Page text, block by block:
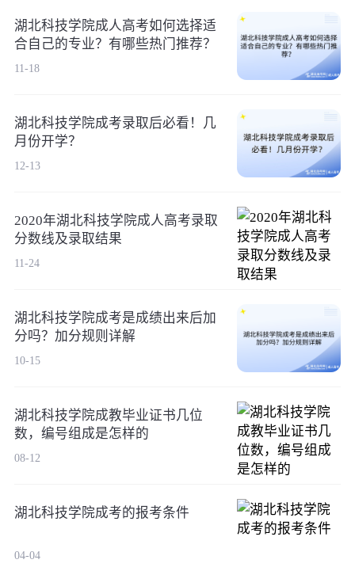
湖北科技学院成人高考如何选择适
合自己的专业？有哪些热门推荐？
11-18
湖北科技学院成考录取后必看！几
月份开学？
12-13
2020年湖北科技学院成人高考录取
分数线及录取结果
11-24
湖北科技学院成考是成绩出来后加
分吗？加分规则详解
10-15
湖北科技学院成教毕业证书几位
数，编号组成是怎样的
08-12
湖北科技学院成考的报考条件
04-04